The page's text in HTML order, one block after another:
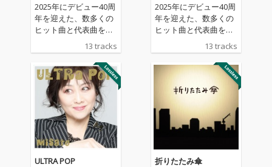
2025年にデビュー40周
年を迎えた、数多くの
ヒット曲と代表曲を持
つ、名実ともに日本を
代表する女性ヴォーカ
リスト・渡辺美里の約
7年ぶり21枚目のオリ
ジナルアルバム。
13 tracks
2025年にデビュー40周
年を迎えた、数多くの
ヒット曲と代表曲を持
つ、名実ともに日本を
代表する女性ヴォーカ
リスト・渡辺美里の約
7年ぶり21枚目のオリ
ジナルアルバム。
13 tracks
ULTRA POP 折りたたみ傘